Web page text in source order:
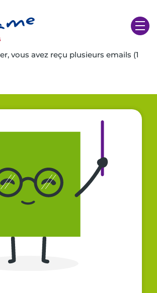
majeur
par enfant. Si vous avez plusieurs
vous avez reçu plusieurs emails (1